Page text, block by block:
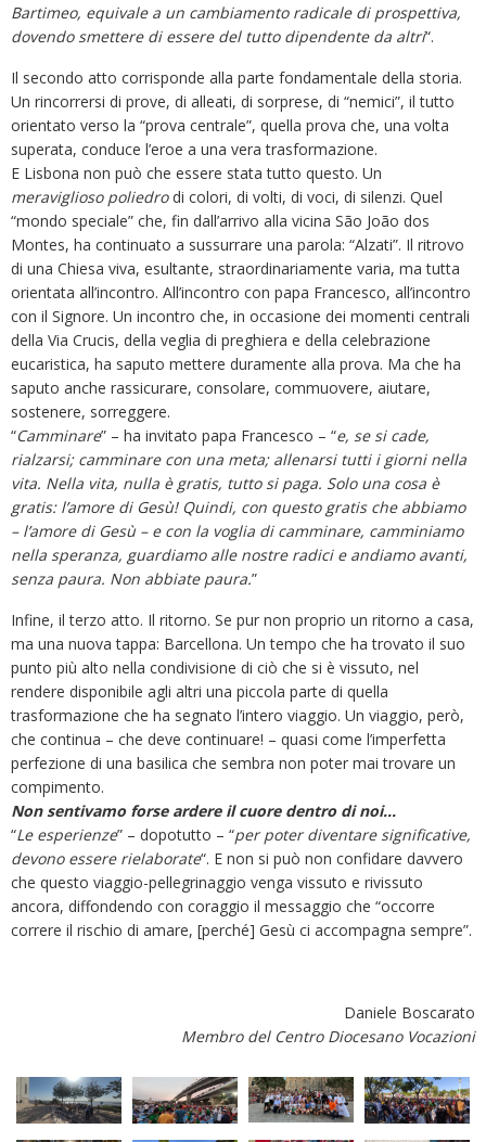
Bartimeo, equivale a un cambiamento radicale di prospettiva,
dovendo smettere di essere del tutto dipendente da altri“.
Il secondo atto corrisponde alla parte fondamentale della storia.
Un rincorrersi di prove, di alleati, di sorprese, di “nemici”, il tutto
orientato verso la “prova centrale”, quella prova che, una volta
superata, conduce l’eroe a una vera trasformazione.
E Lisbona non può che essere stata tutto questo. Un
meraviglioso poliedrodi colori, di volti, di voci, di silenzi. Quel
“mondo speciale” che, fin dall’arrivo alla vicina São João dos
Montes, ha continuato a sussurrare una parola: “Alzati”. Il ritrovo
di una Chiesa viva, esultante, straordinariamente varia, ma tutta
orientata all’incontro. All’incontro con papa Francesco, all’incontro
con il Signore. Un incontro che, in occasione dei momenti centrali
della Via Crucis, della veglia di preghiera e della celebrazione
eucaristica, ha saputo mettere duramente alla prova. Ma che ha
saputo anche rassicurare, consolare, commuovere, aiutare,
sostenere, sorreggere.
“Camminare” – ha invitato papa Francesco – “e, se si cade,
rialzarsi; camminare con una meta; allenarsi tutti i giorni nella
vita. Nella vita, nulla è gratis, tutto si paga. Solo una cosa è
gratis: l’amore di Gesù! Quindi, con questo gratis che abbiamo
– l’amore di Gesù – e con la voglia di camminare, camminiamo
nella speranza, guardiamo alle nostre radici e andiamo avanti,
senza paura. Non abbiate paura.”
Infine, il terzo atto. Il ritorno. Se pur non proprio un ritorno a casa,
ma una nuova tappa: Barcellona. Un tempo che ha trovato il suo
punto più alto nella condivisione di ciò che si è vissuto, nel
rendere disponibile agli altri una piccola parte di quella
trasformazione che ha segnato l’intero viaggio. Un viaggio, però,
che continua – che deve continuare! – quasi come l’imperfetta
perfezione di una basilica che sembra non poter mai trovare un
compimento.
Non sentivamo forse ardere il cuore dentro di noi…
“Le esperienze” – dopotutto – “per poter diventare significative,
devono essere rielaborate“. E non si può non confidare davvero
che questo viaggio-pellegrinaggio venga vissuto e rivissuto
ancora, diffondendo con coraggio il messaggio che “occorre
correre il rischio di amare, [perché] Gesù ci accompagna sempre”.
Daniele Boscarato
Membro del Centro Diocesano Vocazioni